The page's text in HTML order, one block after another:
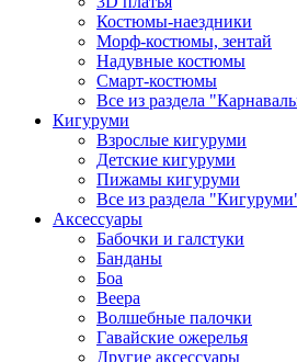
Костюмы-наездники
Морф-костюмы, зентай
Надувные костюмы
Смарт-костюмы
Все из раздела
Кигуруми
Взрослые кигуруми
Детские кигуруми
Пижамы кигуруми
Все из раздела
Аксессуары
Бабочки и галстуки
Банданы
Боа
Веера
Волшебные палочки
Гавайские ожерелья
Другие аксессуары